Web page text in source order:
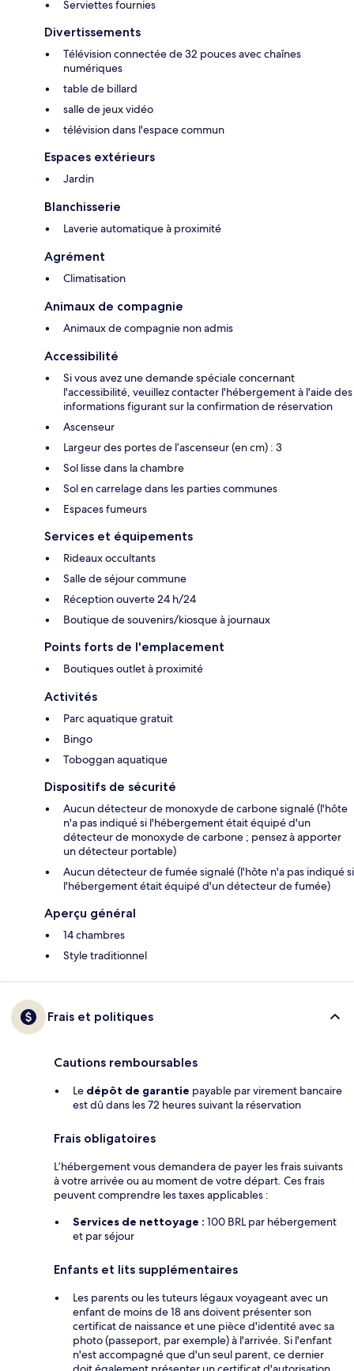
Serviettes fournies
Divertissements
Télévision connectée de 32 pouces avec chaînes
numériques
table de billard
salle de jeux vidéo
télévision dans l'espace commun
Espaces extérieurs
Jardin
Blanchisserie
Laverie automatique à proximité
Agrément
Climatisation
Animaux de compagnie
Animaux de compagnie non admis
Accessibilité
Si vous avez une demande spéciale concernant
l'accessibilité, veuillez contacter l'hébergement à l'aide des
informations figurant sur la confirmation de réservation
Ascenseur
Largeur des portes de l’ascenseur (en cm) : 3
Sol lisse dans la chambre
Sol en carrelage dans les parties communes
Espaces fumeurs
Services et équipements
Rideaux occultants
Salle de séjour commune
Réception ouverte 24 h/24
Boutique de souvenirs/kiosque à journaux
Points forts de l'emplacement
Boutiques outlet à proximité
Activités
Parc aquatique gratuit
Bingo
Toboggan aquatique
Dispositifs de sécurité
Aucun détecteur de monoxyde de carbone signalé (l'hôte
n'a pas indiqué si l'hébergement était équipé d'un
détecteur de monoxyde de carbone ; pensez à apporter
un détecteur portable)
Aucun détecteur de fumée signalé (l'hôte n'a pas indiqué si
l'hébergement était équipé d'un détecteur de fumée)
Aperçu général
14 chambres
Style traditionnel
Frais et politiques
Cautions remboursables
Le dépôt de garantie payable par virement bancaire
est dû dans les 72 heures suivant la réservation
Frais obligatoires
L’hébergement vous demandera de payer les frais suivants
à votre arrivée ou au moment de votre départ. Ces frais
peuvent comprendre les taxes applicables :
Services de nettoyage : 100 BRL par hébergement
et par séjour
Enfants et lits supplémentaires
Les parents ou les tuteurs légaux voyageant avec un
enfant de moins de 18 ans doivent présenter son
certificat de naissance et une pièce d'identité avec sa
photo (passeport, par exemple) à l'arrivée. Si l'enfant
n'est accompagné que d'un seul parent, ce dernier